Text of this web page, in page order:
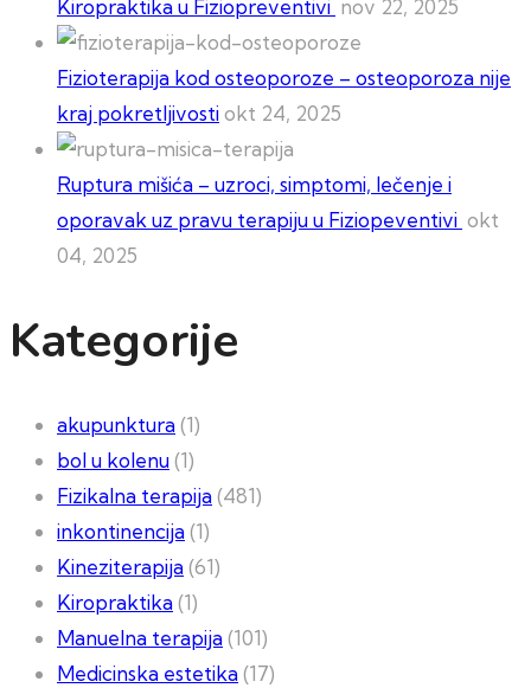
Kiropraktika u Fiziopreventivi nov 22, 2025
Fizioterapija kod osteoporoze – osteoporoza nije
kraj pokretljivostiokt 24, 2025
Ruptura mišića – uzroci, simptomi, lečenje i
oporavak uz pravu terapiju u Fiziopeventivi okt
04, 2025
Kategorije
akupunktura(1)
bol u kolenu(1)
Fizikalna terapija(481)
inkontinencija(1)
Kineziterapija(61)
Kiropraktika(1)
Manuelna terapija(101)
Medicinska estetika(17)